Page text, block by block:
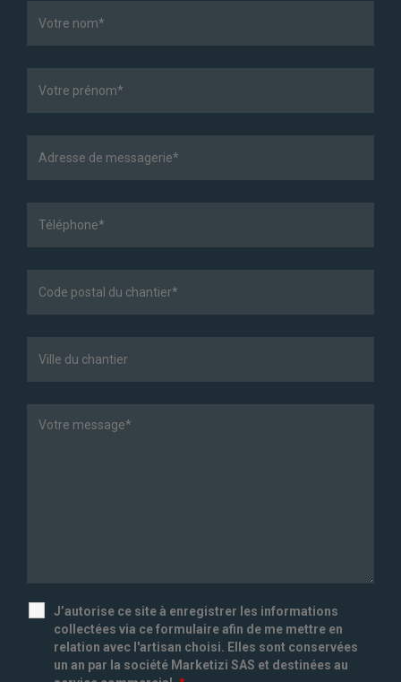
J’autorise ce site à enregistrer les informations
collectées via ce formulaire afin de me mettre en
relation avec l'artisan choisi. Elles sont conservées
un an par la société Marketizi SAS et destinées au